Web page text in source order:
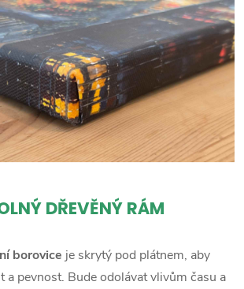
DŘEVĚNÝ RÁM
borovice je skrytý pod plátnem, aby
a pevnost. Bude odolávat vlivům času a